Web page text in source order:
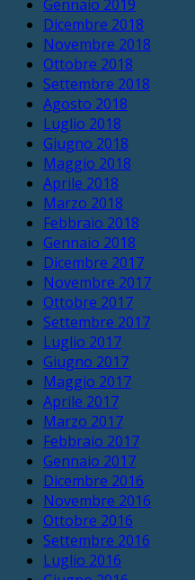
Gennaio 2019
Dicembre 2018
Novembre 2018
Ottobre 2018
Settembre 2018
Agosto 2018
Luglio 2018
Giugno 2018
Maggio 2018
Aprile 2018
Marzo 2018
Febbraio 2018
Gennaio 2018
Dicembre 2017
Novembre 2017
Ottobre 2017
Settembre 2017
Luglio 2017
Giugno 2017
Maggio 2017
Aprile 2017
Marzo 2017
Febbraio 2017
Gennaio 2017
Dicembre 2016
Novembre 2016
Ottobre 2016
Settembre 2016
Luglio 2016